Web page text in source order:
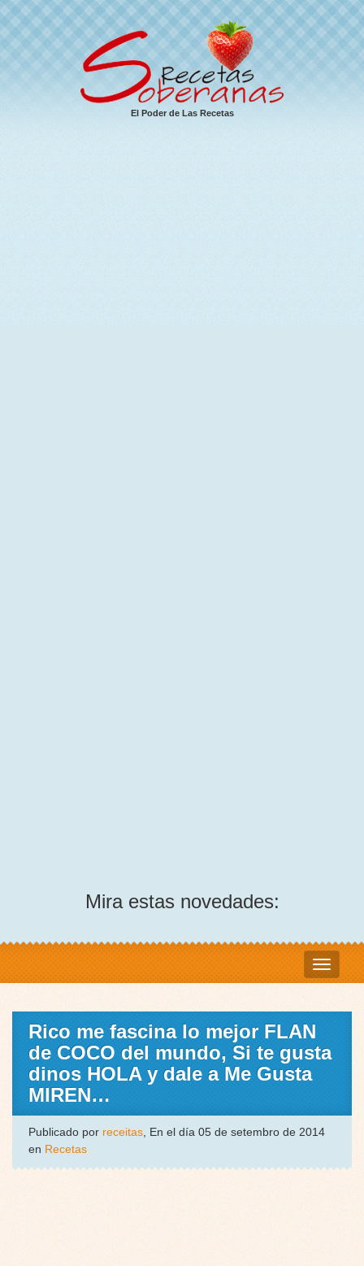
El Poder de Las Recetas
Mira estas novedades:
Rico me fascina lo mejor FLAN
de COCO del mundo, Si te gusta
dinos HOLA y dale a Me Gusta
MIREN…
Publicado por receitas, En el día 05 de setembro de 2014
en Recetas